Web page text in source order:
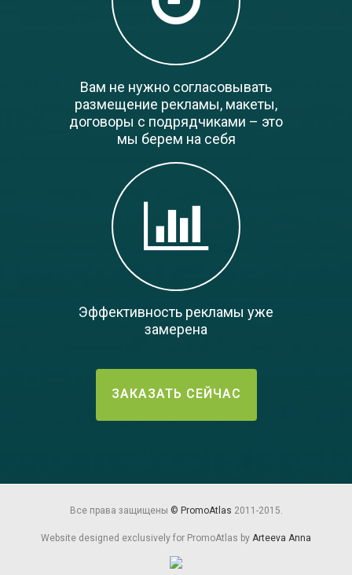
Вам не нужно согласовывать
размещение рекламы, макеты,
договоры с подрядчиками – это
мы берем на себя
Эффективность рекламы уже
замерена
ЗАКАЗАТЬ СЕЙЧАС
Все права защищены © PromoAtlas 2011-2015.
Website designed exclusively for PromoAtlas by Arteeva Anna